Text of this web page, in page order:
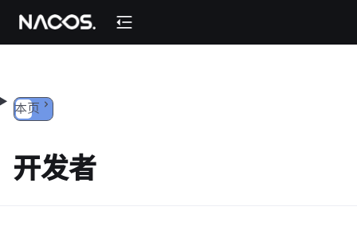
跳转到内容
本页
开发者